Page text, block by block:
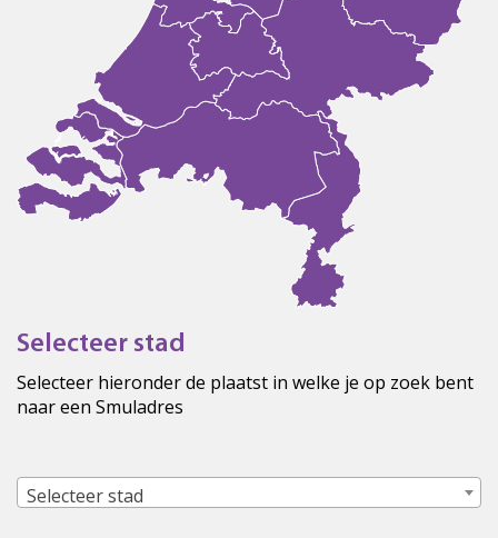
Selecteer stad
Selecteer hieronder de plaatst in welke je op zoek bent
naar een Smuladres
Selecteer stad